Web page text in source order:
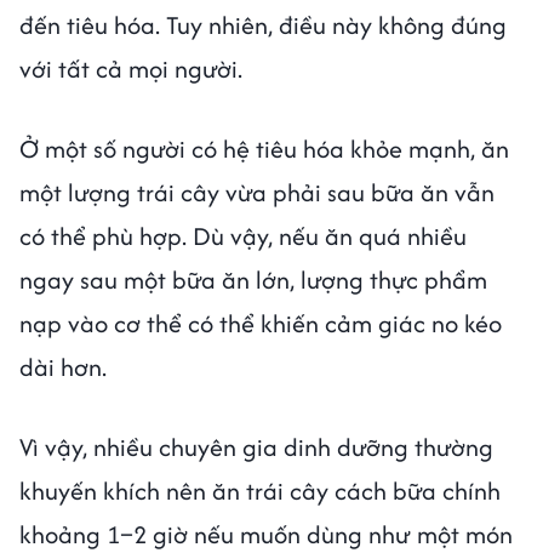
đến tiêu hóa. Tuy nhiên, điều này không đúng
với tất cả mọi người.
Ở một số người có hệ tiêu hóa khỏe mạnh, ăn
một lượng trái cây vừa phải sau bữa ăn vẫn
có thể phù hợp. Dù vậy, nếu ăn quá nhiều
ngay sau một bữa ăn lớn, lượng thực phẩm
nạp vào cơ thể có thể khiến cảm giác no kéo
dài hơn.
Vì vậy, nhiều chuyên gia dinh dưỡng thường
khuyến khích nên ăn trái cây cách bữa chính
khoảng 1–2 giờ nếu muốn dùng như một món